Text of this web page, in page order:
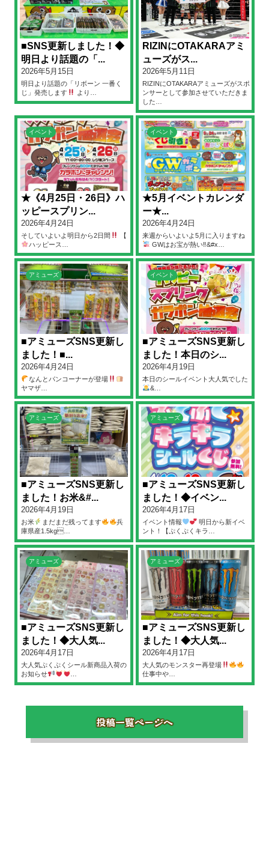
■SNS更新しました！◆
明日より話題の「...
2026年5月15日
明日より話題の「リボーン 一番く
じ」発売します
より…
RIZINにOTAKARAアミ
ューズがス...
2026年5月11日
RIZINにOTAKARAアミューズがスポ
ンサーとして参加させていただきま
した…
イベント
★《4月25日・26日》ハ
ッピースプリン...
2026年4月24日
そしていよいよ明日から2日間
【
ハッピース…
イベント
★5月イベントカレンダ
ー★...
2026年4月24日
来週からいよいよ5月に入りますね
GWはお宝が熱い‼&#x…
アミューズ
■アミューズSNS更新し
ました！■...
2026年4月24日
なんとパンコーナーが登場
ヤマザ…
イベント
■アミューズSNS更新し
ました！本日のシ...
2026年4月19日
本日のシールイベント大人気でした
&…
アミューズ
■アミューズSNS更新し
ました！お米&#...
2026年4月19日
お米 まだまだ残ってます
兵
庫県産1.5kg…
アミューズ
■アミューズSNS更新し
ました！◆イベン...
2026年4月17日
イベント情報
明日から新イベ
ント！【ぷくぷくキラ…
アミューズ
■アミューズSNS更新し
ました！◆大人気...
2026年4月17日
大人気ぷくぷくシール新商品入荷の
お知らせ
アミューズ
■アミューズSNS更新し
ました！◆大人気...
2026年4月17日
大人気のモンスター再登場
仕事中や…
投稿一覧ページへ